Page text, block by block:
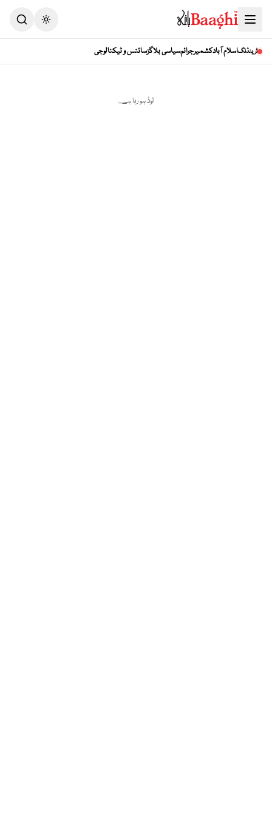
Toggle theme
ٹرینڈنگاسلام آبادکشمیرجرائمسیاسی بلاگزسائنس و ٹیکنالوجی
لوڈ ہو رہا ہے...